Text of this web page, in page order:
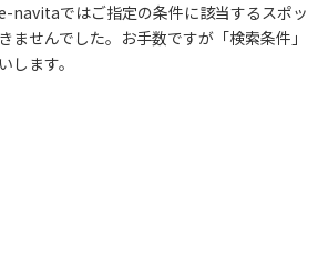
navitaではご指定の条件に該当するスポッ
ませんでした。お手数ですが「検索条件」
します。